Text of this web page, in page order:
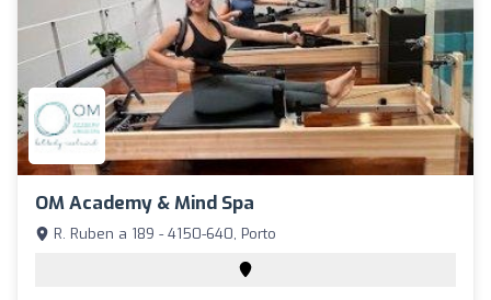
OM Academy & Mind Spa
R. Ruben a 189 - 4150-640, Porto